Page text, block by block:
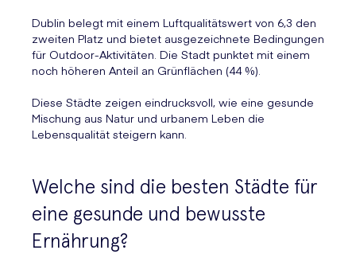
Dublin belegt mit einem Luftqualitätswert von 6,3 den
zweiten Platz und bietet ausgezeichnete Bedingungen
für Outdoor-Aktivitäten. Die Stadt punktet mit einem
noch höheren Anteil an Grünflächen (44 %).
Diese Städte zeigen eindrucksvoll, wie eine gesunde
Mischung aus Natur und urbanem Leben die
Lebensqualität steigern kann.
Welche sind die besten Städte für
eine gesunde und bewusste
Ernährung?